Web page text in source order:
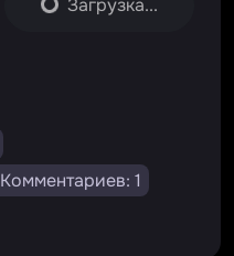
Загрузка...
Комментариев: 1